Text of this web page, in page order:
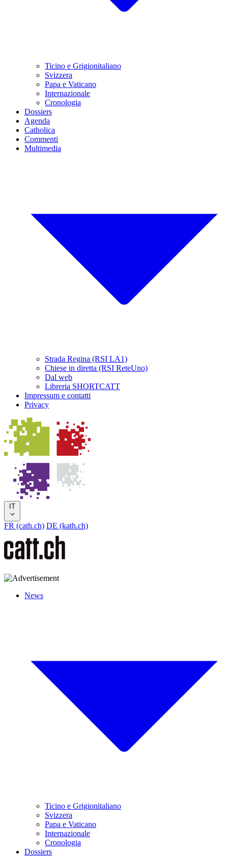
Ticino e Grigionitaliano
Svizzera
Papa e Vaticano
Internazionale
Cronologia
Dossiers
Agenda
Catholica
Commenti
Multimedia
Strada Regina (RSI LA1)
Chiese in diretta (RSI ReteUno)
Dal web
Libreria SHORTCATT
Impressum e contatti
Privacy
IT
FR (cath.ch) DE (kath.ch)
News
Ticino e Grigionitaliano
Svizzera
Papa e Vaticano
Internazionale
Cronologia
Dossiers